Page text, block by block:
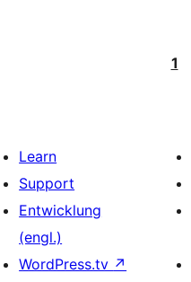
1
Learn
Support
Entwicklung
(engl.)
WordPress.tv ↗